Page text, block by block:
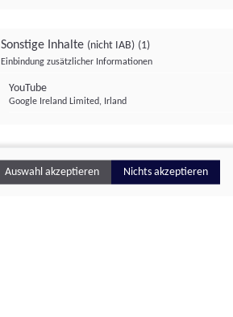
Sonstige Inhalte (nicht IAB) (1)
Einbindung zusätzlicher Informationen
YouTube
Google Ireland Limited, Irland
Auswahl akzeptieren Nichts akzeptieren